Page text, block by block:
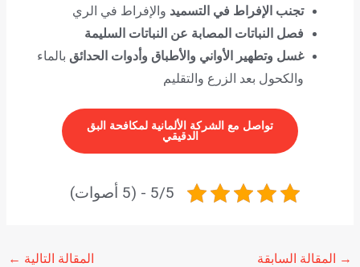
تجنب الإفراط في التسميد والإفراط في الري
فصل النباتات المصابة عن النباتات السليمة
غسل وتطهير الأواني والأطباق وأدوات الحدائق بالماء
والكحول بعد الزرع والتقليم
تواصل مع الشركة الألمانية لمكافحة البق
الدقيقي
5/5 - (5 أصوات)
→ المقالة السابقة المقالة التالية ←